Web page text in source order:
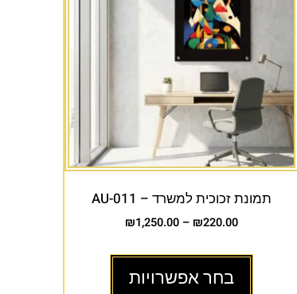
תמונת זכוכית למשרד – AU-011
₪220.00
–
₪1,250.00
בחר אפשרויות